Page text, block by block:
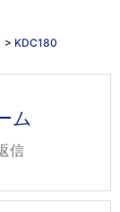
> KDC180
ム
信